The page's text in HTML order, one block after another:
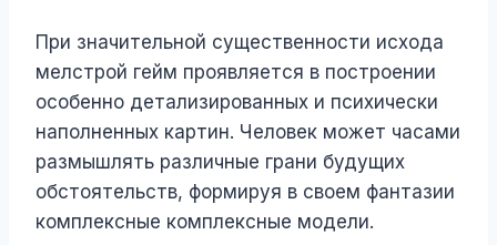
При значительной существенности исхода
мелстрой гейм проявляется в построении
особенно детализированных и психически
наполненных картин. Человек может часами
размышлять различные грани будущих
обстоятельств, формируя в своем фантазии
комплексные комплексные модели.